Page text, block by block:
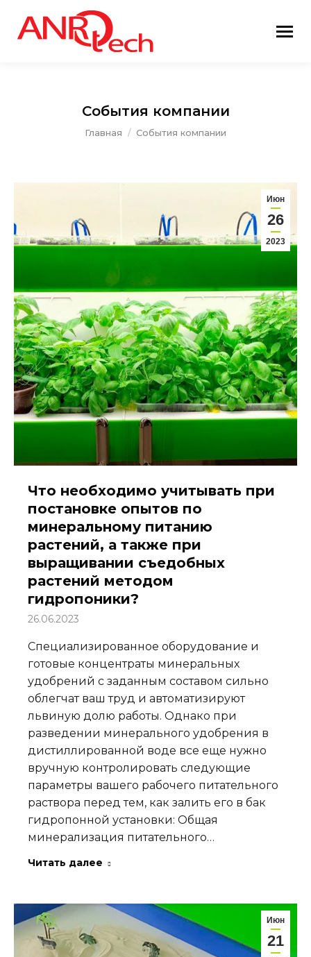
События компании
Вы здесь:
Главная События компании
Июн
26
2023
Что необходимо учитывать при
постановке опытов по
минеральному питанию
растений, а также при
выращивании съедобных
растений методом
гидропоники?
26.06.2023
Специализированное оборудование и
готовые концентраты минеральных
удобрений с заданным составом сильно
облегчат ваш труд и автоматизируют
львиную долю работы. Однако при
разведении минерального удобрения в
дистиллированной воде все еще нужно
вручную контролировать следующие
параметры вашего рабочего питательного
раствора перед тем, как залить его в бак
гидропонной установки: Общая
минерализация питательного…
Читать далее
Июн
21